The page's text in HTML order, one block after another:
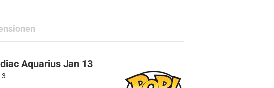
Aquarius Jan 13